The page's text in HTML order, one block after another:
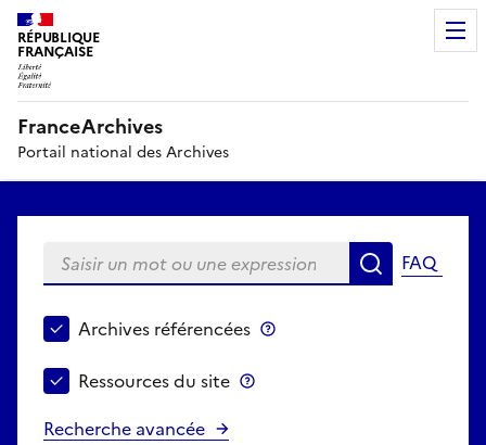
RÉPUBLIQUE
FRANÇAISE
FranceArchives
Portail national des Archives
Saisir un mot ou une expression Rechercher
FAQ
Choisir le périmètre de recherche
Archives référencées
Ressources du site
Recherche avancée